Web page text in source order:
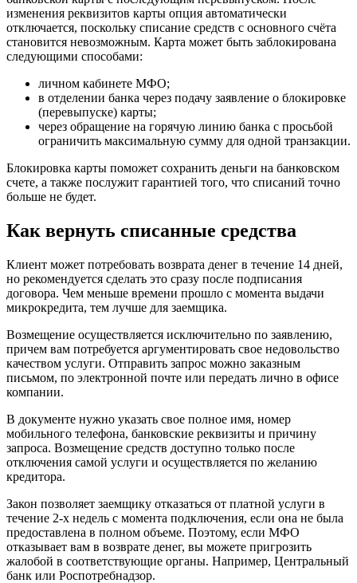
изменения реквизитов карты опция автоматически
отключается, поскольку списание средств с основного счёта
становится невозможным. Карта может быть заблокирована
следующими способами:
личном кабинете МФО;
в отделении банка через подачу заявление о блокировке
(перевыпуске) карты;
через обращение на горячую линию банка с просьбой
ограничить максимальную сумму для одной транзакции.
Блокировка карты поможет сохранить деньги на банковском
счете, а также послужит гарантией того, что списаний точно
больше не будет.
Как вернуть списанные средства
Клиент может потребовать возврата денег в течение 14 дней,
но рекомендуется сделать это сразу после подписания
договора. Чем меньше времени прошло с момента выдачи
микрокредита, тем лучше для заемщика.
Возмещение осуществляется исключительно по заявлению,
причем вам потребуется аргументировать свое недовольство
качеством услуги. Отправить запрос можно заказным
письмом, по электронной почте или передать лично в офисе
компании.
В документе нужно указать свое полное имя, номер
мобильного телефона, банковские реквизиты и причину
запроса. Возмещение средств доступно только после
отключения самой услуги и осуществляется по желанию
кредитора.
Закон позволяет заемщику отказаться от платной услуги в
течение 2-х недель с момента подключения, если она не была
предоставлена в полном объеме. Поэтому, если МФО
отказывает вам в возврате денег, вы можете пригрозить
жалобой в соответствующие органы. Например, Центральный
банк или Роспотребнадзор.